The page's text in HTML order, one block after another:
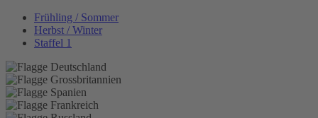
Frühling / Sommer
Herbst / Winter
Staffel 1